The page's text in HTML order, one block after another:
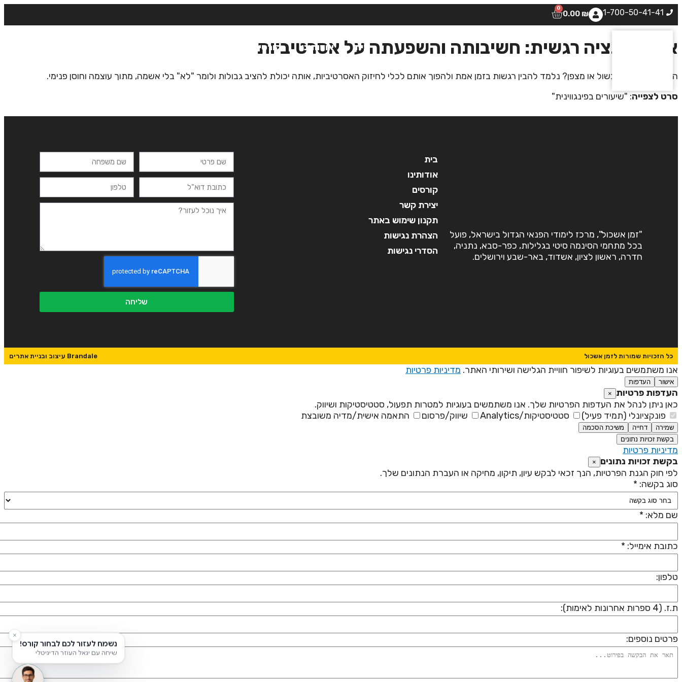
1-700-50-41-41
0.00 ₪
0
בית אודותינו קורסים
אינטליגנציה רגשית: חשיבותה והשפעתה על אסרטיביות
האם הרגש הוא מכשול או מצפן? נלמד להבין רגשות בזמן אמת ולהפוך אותם לכלי לחיזוק האסרטיביות, אותה יכולת להציב גבולות ולומר "לא" בלי אשמה, מתוך עוצמה וחוסן פנימי.
סרט לצפייה: "שיעורים בפינגווינית"
"זמן אשכול", מרכז לימודי הפנאי הגדול בישראל, פועל
בכל מתחמי הסינמה סיטי בגלילות, כפר-סבא, נתניה,
חדרה, ראשון לציון, אשדוד, באר-שבע וירושלים.
בית
אודותינו
קורסים
יצירת קשר
תקנון שימוש באתר
הצהרת נגישות
הסדרי נגישות
שליחה
כל הזכויות שמורות לזמן אשכול Brandale עיצוב ובניית אתרים
אנו משתמשים בעוגיות לשיפור חוויית הגלישה ושירותי האתר. מדיניות פרטיות
אישור העדפות
העדפות פרטיות ×
כאן ניתן לנהל את העדפות הפרטיות שלך. אנו משתמשים בעוגיות למטרות תפעול, סטטיסטיקות ושיווק.
פונקציונלי (תמיד פעיל)
סטטיסטיקות/Analytics שיווק/פרסום התאמה אישית/מדיה משובצת
שמירה דחייה
משיכת הסכמה
בקשת זכויות נתונים
מדיניות פרטיות
בקשת זכויות נתונים
×
לפי חוק הגנת הפרטיות, הנך זכאי לבקש עיון, תיקון, מחיקה או העברת הנתונים שלך.
סוג בקשה: *
שם מלא: *
כתובת אימייל: *
טלפון:
ת.ז. (4 ספרות אחרונות לאימות):
פרטים נוספים: